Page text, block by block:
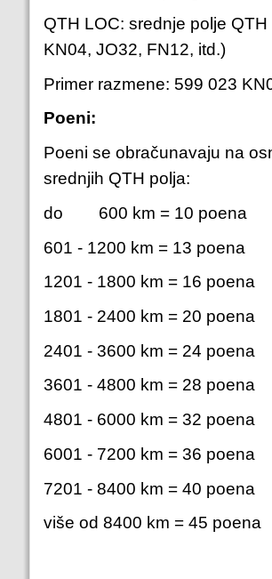
QTH LOC: srednje polje
KN04, JO32, FN12, itd.)
Primer razmene: 599 023
Poeni:
Poeni se obračunavaju na
srednjih QTH polja:
do 600 km = 10 poena
601 - 1200 km = 13 poena
1201 - 1800 km = 16 poena
1801 - 2400 km = 20 poena
2401 - 3600 km = 24 poena
3601 - 4800 km = 28 poena
4801 - 6000 km = 32 poena
6001 - 7200 km = 36 poena
7201 - 8400 km = 40 poena
više od 8400 km = 45 poena